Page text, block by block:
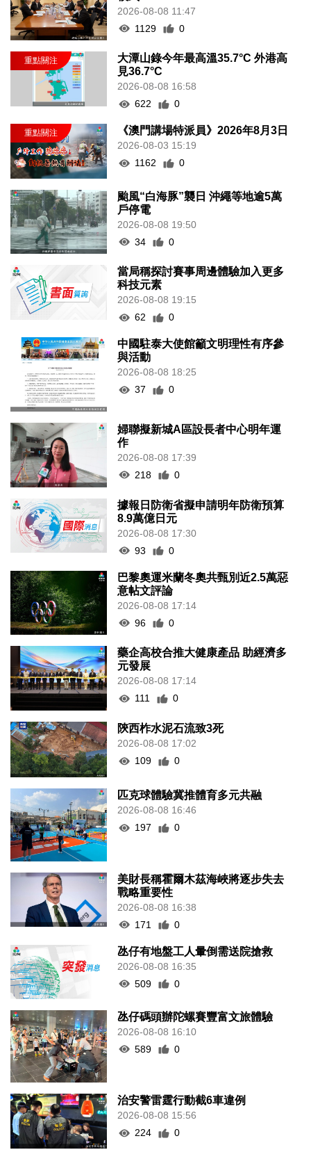
2026-08-08 11:47
1129
0
大潭山錄今年最高溫35.7°C 外港高
見36.7°C
2026-08-08 16:58
622
0
《澳門講場特派員》2026年8月3日
2026-08-03 15:19
1162
0
颱風“白海豚”襲日 沖繩等地逾5萬
戶停電
2026-08-08 19:50
34
0
當局稱探討賽事周邊體驗加入更多
科技元素
2026-08-08 19:15
62
0
中國駐泰大使館籲文明理性有序參
與活動
2026-08-08 18:25
37
0
婦聯擬新城A區設長者中心明年運
作
2026-08-08 17:39
218
0
據報日防衛省擬申請明年防衛預算
8.9萬億日元
2026-08-08 17:30
93
0
巴黎奧運米蘭冬奧共甄別近2.5萬惡
意帖文評論
2026-08-08 17:14
96
0
藥企高校合推大健康產品 助經濟多
元發展
2026-08-08 17:14
111
0
陝西柞水泥石流致3死
2026-08-08 17:02
109
0
匹克球體驗冀推體育多元共融
2026-08-08 16:46
197
0
美財長稱霍爾木茲海峽將逐步失去
戰略重要性
2026-08-08 16:38
171
0
氹仔有地盤工人暈倒需送院搶救
2026-08-08 16:35
509
0
氹仔碼頭辦陀螺賽豐富文旅體驗
2026-08-08 16:10
589
0
治安警雷霆行動截6車違例
2026-08-08 15:56
224
0